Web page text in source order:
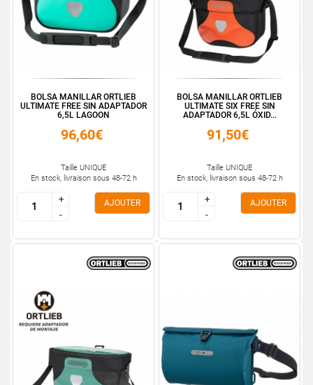
BOLSA MANILLAR ORTLIEB
ULTIMATE FREE SIN ADAPTADOR
6,5L LAGOON
96,60€
Taille UNIQUE
En stock, livraison sous 48-72 h
+
-
+
-
AJOUTER
BOLSA MANILLAR ORTLIEB
ULTIMATE SIX FREE SIN
ADAPTADOR 6,5L ÓXID...
91,50€
Taille UNIQUE
En stock, livraison sous 48-72 h
+
-
+
-
AJOUTER